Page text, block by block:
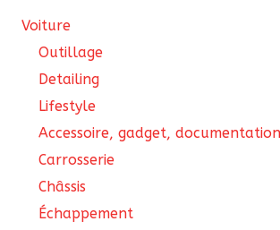
Voiture
Outillage
Detailing
Lifestyle
Accessoire, gadget,
Carrosserie
Châssis
Échappement